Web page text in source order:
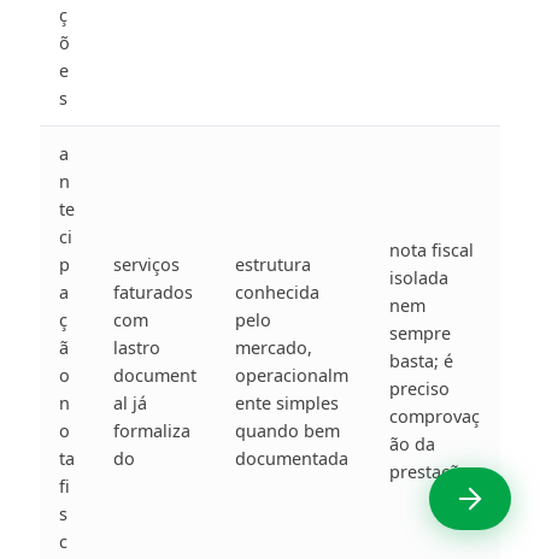
ç
õ
e
s
a
n
te
ci
p
a
ç
ã
o
n
o
ta
fi
s
c
serviços
faturados
com
lastro
document
al já
formaliza
do
estrutura
conhecida
pelo
mercado,
operacionalm
ente simples
quando bem
documentada
nota fiscal
isolada
nem
sempre
basta; é
preciso
comprovaç
ão da
prestação